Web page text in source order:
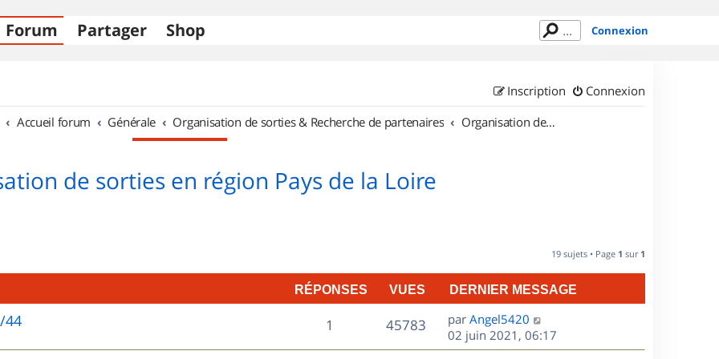
Forum Partager Shop Connexion
Connexion
Inscription
Accueil forum Générale Organisation de sorties & Recherche de partenaires Organisation de sorties en région Pays de la Loire
de sorties en région Pays de la Loire
19 sujets • Page 1 sur 1
RÉPONSES VUES DERNIER MESSAGE
44 1
é
45783V
u
D
e
r
par Angel5420
02 juin 2021, 06:17